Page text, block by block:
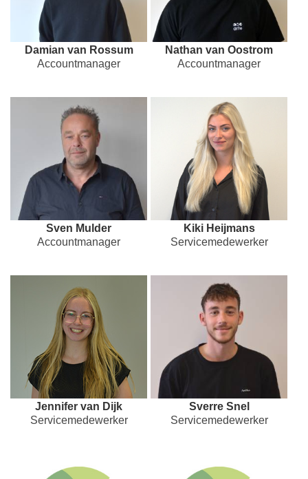
Damian van Rossum
Accountmanager
Nathan van Oostrom
Accountmanager
Sven Mulder
Accountmanager
Kiki Heijmans
Servicemedewerker
Jennifer van Dijk
Servicemedewerker
Sverre Snel
Servicemedewerker